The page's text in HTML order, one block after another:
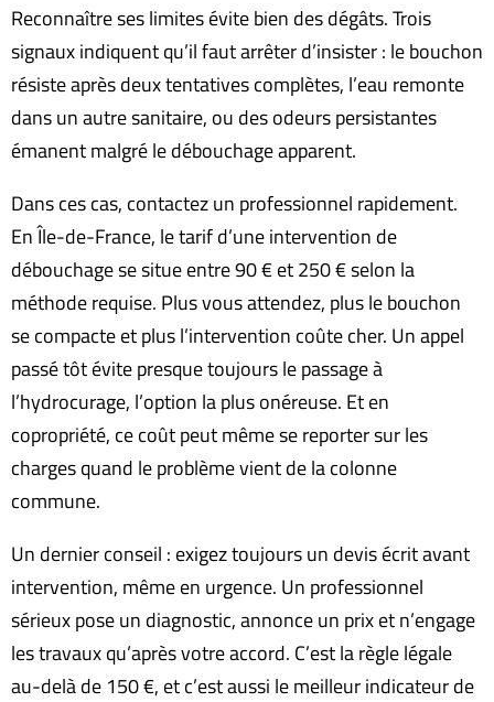
Reconnaître ses limites évite bien des dégâts. Trois
signaux indiquent qu’il faut arrêter d’insister : le bouchon
résiste après deux tentatives complètes, l’eau remonte
dans un autre sanitaire, ou des odeurs persistantes
émanent malgré le débouchage apparent.
Dans ces cas, contactez un professionnel rapidement.
En Île-de-France, le tarif d’une intervention de
débouchage se situe entre 90 € et 250 € selon la
méthode requise. Plus vous attendez, plus le bouchon
se compacte et plus l’intervention coûte cher. Un appel
passé tôt évite presque toujours le passage à
l’hydrocurage, l’option la plus onéreuse. Et en
copropriété, ce coût peut même se reporter sur les
charges quand le problème vient de la colonne
commune.
Un dernier conseil : exigez toujours un devis écrit avant
intervention, même en urgence. Un professionnel
sérieux pose un diagnostic, annonce un prix et n’engage
les travaux qu’après votre accord. C’est la règle légale
au-delà de 150 €, et c’est aussi le meilleur indicateur de